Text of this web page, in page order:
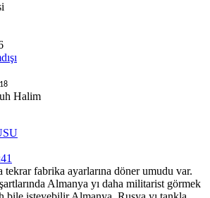
fabrika ayarlarına döner umudu var.
Almanya yı daha militarist görmek